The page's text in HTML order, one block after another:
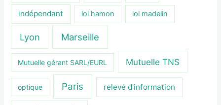
indépendant loi hamon loi madelin
Lyon Marseille
Mutuelle gérant SARL/EURL Mutuelle TNS
optique Paris relevé d'information